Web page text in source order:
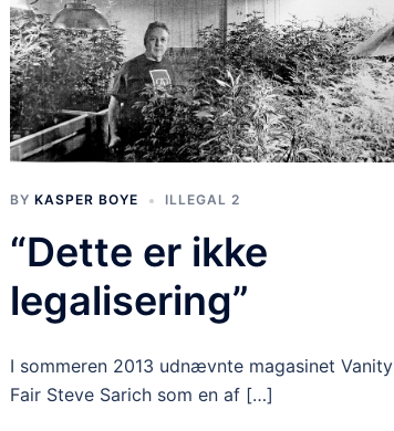
BY KASPER BOYE ILLEGAL 2
“Dette er ikke
legalisering”
I sommeren 2013 udnævnte magasinet Vanity
Fair Steve Sarich som en af […]